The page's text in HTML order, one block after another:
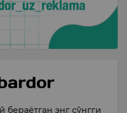
бераётган энг сўнгги